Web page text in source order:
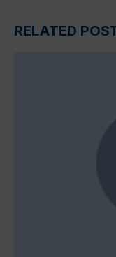
RELATED